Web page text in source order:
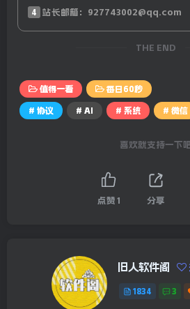
12、外媒：苏丹新一轮霍乱疫情持续
税，德国大众或成”大冤种”。外交
组织规则；
14、外媒：一艘旅游潜艇在红海发生
15、也门胡塞武装：使用弹道导弹打
【微语】看似无用的沙子和水泥混合
土，而珍贵的大米和汽油混合却会变
自身价值固然重要，但选择与谁同行
4 站长邮箱：927743002@qq.com
THE END
值得一看 每日60秒
# 协议 # AI # 系统 # 微信
喜欢就支持一下
点赞 1 分享
旧人软件阁
1834 3